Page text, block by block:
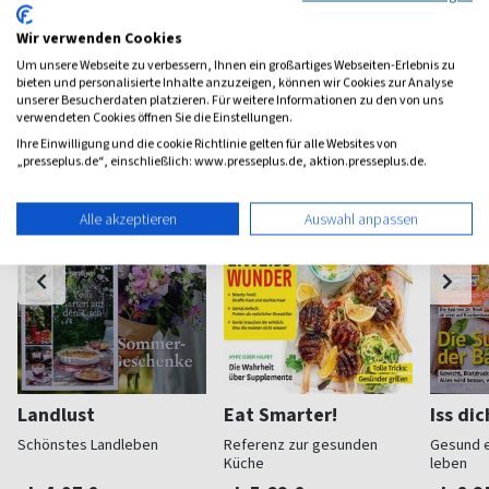
Weitere Koch-Magazine
Landlust
Schönstes Landleben
Eat Smarter!
Referenz zur gesunden
Küche
Iss
Gesund
leben
Wir verwenden Cookies
Um unsere Webseite zu verbessern, Ihnen ein großartiges Webseiten-Erlebnis zu
bieten und personalisierte Inhalte anzuzeigen, können wir Cookies zur Analyse
unserer Besucherdaten platzieren. Für weitere Informationen zu den von uns
verwendeten Cookies öffnen Sie die Einstellungen.
Ihre Einwilligung und die cookie Richtlinie gelten für alle Websites von
„presseplus.de“, einschließlich: www.presseplus.de, aktion.presseplus.de.
Alle akzeptieren Auswahl anpassen